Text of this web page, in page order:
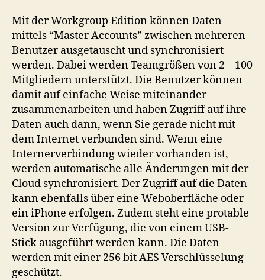
Mit der Workgroup Edition können Daten
mittels “Master Accounts” zwischen mehreren
Benutzer ausgetauscht und synchronisiert
werden. Dabei werden Teamgrößen von 2 – 100
Mitgliedern unterstützt. Die Benutzer können
damit auf einfache Weise miteinander
zusammenarbeiten und haben Zugriff auf ihre
Daten auch dann, wenn Sie gerade nicht mit
dem Internet verbunden sind. Wenn eine
Internerverbindung wieder vorhanden ist,
werden automatische alle Änderungen mit der
Cloud synchronisiert. Der Zugriff auf die Daten
kann ebenfalls über eine Weboberfläche oder
ein iPhone erfolgen. Zudem steht eine protable
Version zur Verfügung, die von einem USB-
Stick ausgeführt werden kann. Die Daten
werden mit einer 256 bit AES Verschlüsselung
geschützt.